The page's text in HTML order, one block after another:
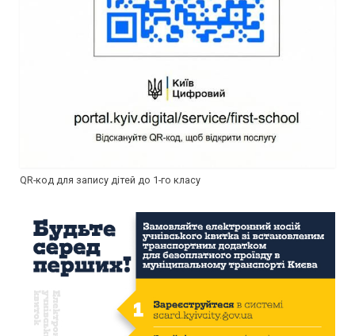
QR-код для запису дітей до 1-го класу